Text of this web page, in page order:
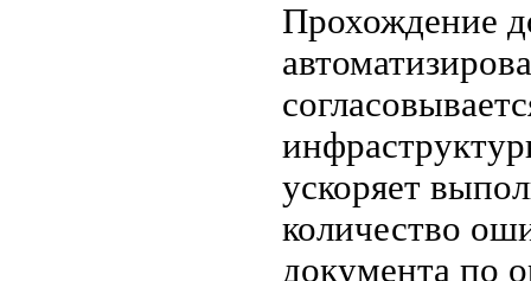
Прохождение
ускоряет
количество
документа по